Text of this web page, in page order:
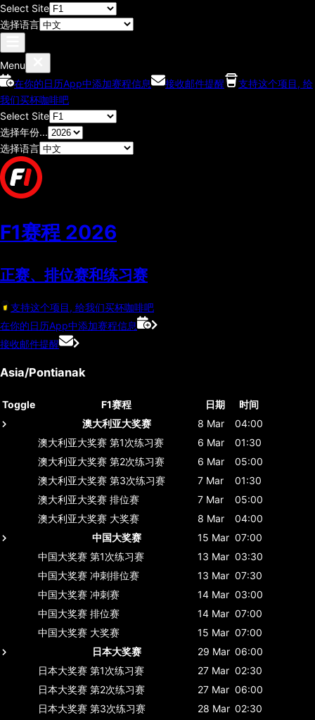
Select Site
选择语言
Menu
在你的日历App中添加赛程信息
接收邮件提醒
支持这个项目, 给
我们买杯咖啡吧
Select Site
选择年份...
选择语言
F1赛程 2026
正赛、排位赛和练习赛
支持这个项目, 给我们买杯咖啡吧
在你的日历App中添加赛程信息
接收邮件提醒
Asia/Pontianak
Toggle F1赛程 日期
时间
澳大利亚大奖赛
8 Mar
04:00
澳大利亚大奖赛 第1次练习赛 6 Mar
01:30
澳大利亚大奖赛 第2次练习赛 6 Mar
05:00
澳大利亚大奖赛 第3次练习赛 7 Mar
01:30
澳大利亚大奖赛 排位赛 7 Mar
05:00
澳大利亚大奖赛 大奖赛 8 Mar
04:00
中国大奖赛
15 Mar 07:00
中国大奖赛 第1次练习赛 13 Mar 03:30
中国大奖赛 冲刺排位赛 13 Mar 07:30
中国大奖赛 冲刺赛 14 Mar 03:00
中国大奖赛 排位赛 14 Mar 07:00
中国大奖赛 大奖赛 15 Mar 07:00
日本大奖赛
29 Mar 06:00
日本大奖赛 第1次练习赛 27 Mar 02:30
日本大奖赛 第2次练习赛 27 Mar 06:00
日本大奖赛 第3次练习赛 28 Mar 02:30